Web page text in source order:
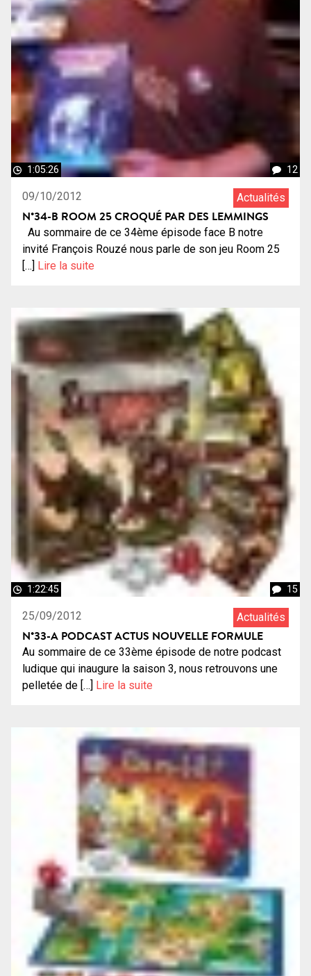
1:05:26 12
09/10/2012 Actualités
N°34-B ROOM 25 CROQUÉ PAR DES LEMMINGS
Au sommaire de ce 34ème épisode face B notre
invité François Rouzé nous parle de son jeu Room 25
[…] Lire la suite
1:22:45 15
25/09/2012 Actualités
N°33-A PODCAST ACTUS NOUVELLE FORMULE
Au sommaire de ce 33ème épisode de notre podcast
ludique qui inaugure la saison 3, nous retrouvons une
pelletée de […] Lire la suite